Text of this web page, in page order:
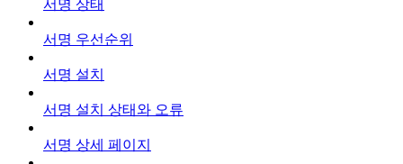
서명 상태
서명 우선순위
서명 설치
서명 설치 상태와 오류
서명 상세 페이지